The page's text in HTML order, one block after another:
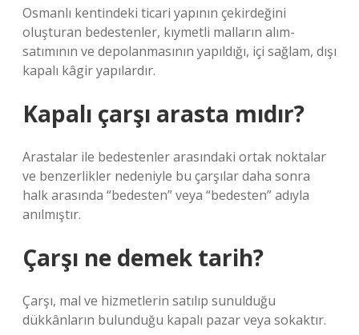
Osmanlı kentindeki ticari yapının çekirdeğini
oluşturan bedestenler, kıymetli malların alım-
satımının ve depolanmasının yapıldığı, içi sağlam, dışı
kapalı kâgir yapılardır.
Kapalı çarşı arasta mıdır?
Arastalar ile bedestenler arasındaki ortak noktalar
ve benzerlikler nedeniyle bu çarşılar daha sonra
halk arasında “bedesten” veya “bedesten” adıyla
anılmıştır.
Çarşı ne demek tarih?
Çarşı, mal ve hizmetlerin satılıp sunulduğu
dükkânların bulunduğu kapalı pazar veya sokaktır.